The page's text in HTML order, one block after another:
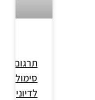
תרגום
סימולטני
לדיוני